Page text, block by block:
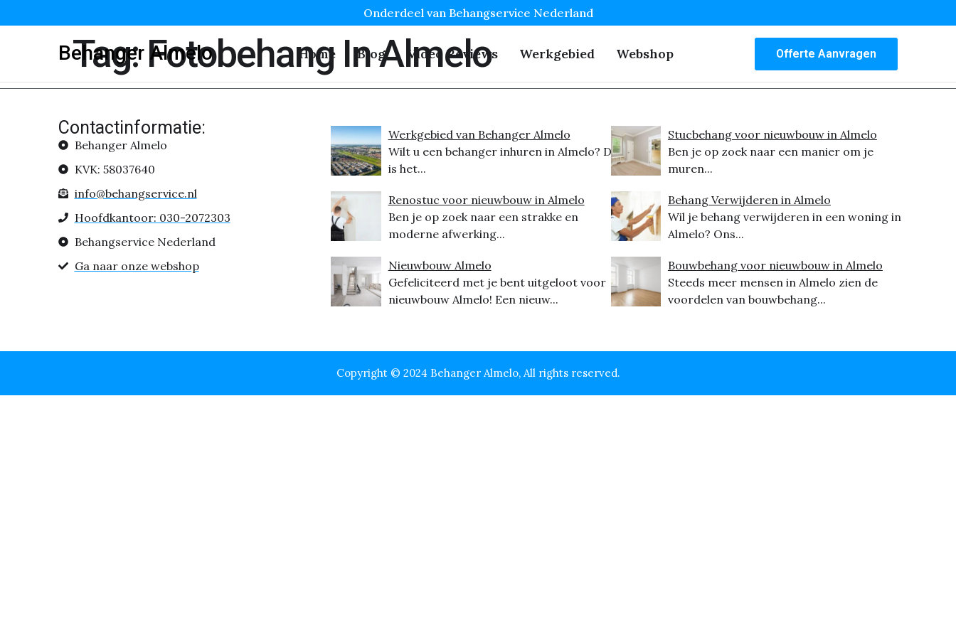
Onderdeel van Behangservice Nederland
Behanger Almelo Home Blog Video Reviews Werkgebied Webshop Offerte Aanvragen
Tag:Fotobehang In Almelo
Contactinformatie:
Behanger Almelo
KVK: 58037640
info@behangservice.nl
Hoofdkantoor: 030-2072303
Behangservice Nederland
Ga naar onze webshop
Werkgebied van Behanger Almelo
Wilt u een behanger inhuren in Almelo? Dit
is het...
Renostuc voor nieuwbouw in Almelo
Ben je op zoek naar een strakke en
moderne afwerking...
Nieuwbouw Almelo
Gefeliciteerd met je bent uitgeloot voor
nieuwbouw Almelo! Een nieuw...
Stucbehang voor nieuwbouw in Almelo
Ben je op zoek naar een manier om je
muren...
Behang Verwijderen in Almelo
Wil je behang verwijderen in een woning in
Almelo? Ons...
Bouwbehang voor nieuwbouw in Almelo
Steeds meer mensen in Almelo zien de
voordelen van bouwbehang...
Copyright © 2024 Behanger Almelo, All rights reserved.